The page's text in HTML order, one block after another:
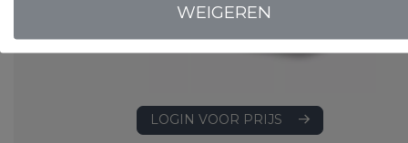
LOGIN VOOR PRIJS
WEIGEREN